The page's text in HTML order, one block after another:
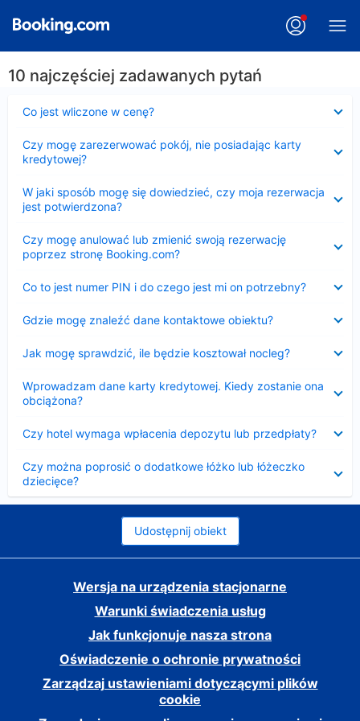
10 najczęściej zadawanych pytań
Co jest wliczone w cenę?
Czy mogę zarezerwować pokój, nie posiadając karty
kredytowej?
W jaki sposób mogę się dowiedzieć, czy moja rezerwacja
jest potwierdzona?
Czy mogę anulować lub zmienić swoją rezerwację
poprzez stronę Booking.com?
Co to jest numer PIN i do czego jest mi on potrzebny?
Gdzie mogę znaleźć dane kontaktowe obiektu?
Jak mogę sprawdzić, ile będzie kosztował nocleg?
Wprowadzam dane karty kredytowej. Kiedy zostanie ona
obciążona?
Czy hotel wymaga wpłacenia depozytu lub przedpłaty?
Czy można poprosić o dodatkowe łóżko lub łóżeczko
dziecięce?
Udostępnij obiekt
Wersja na urządzenia stacjonarne
Warunki świadczenia usług
Jak funkcjonuje nasza strona
Oświadczenie o ochronie prywatności
Zarządzaj ustawieniami dotyczącymi plików
cookie